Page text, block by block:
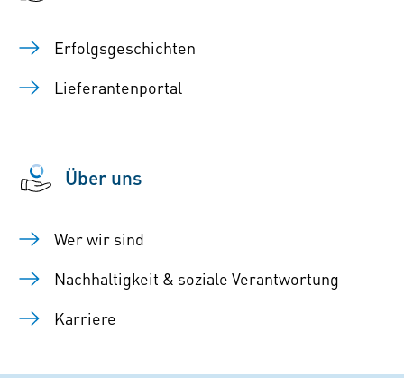
Erfolgsgeschichten
Lieferantenportal
Über uns
Wer wir sind
Nachhaltigkeit & soziale Verantwortung
Karriere